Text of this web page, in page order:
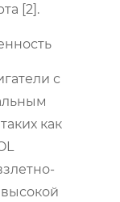
[2].
с
как